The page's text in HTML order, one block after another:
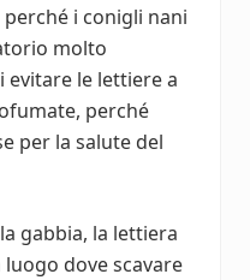
i conigli nani
molto
evitare le lettiere a
perché
per la salute del
gabbia, la lettiera
dove scavare